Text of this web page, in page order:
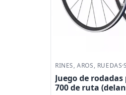
RINES, AROS, RUEDAS·
Juego de
700 de ruta